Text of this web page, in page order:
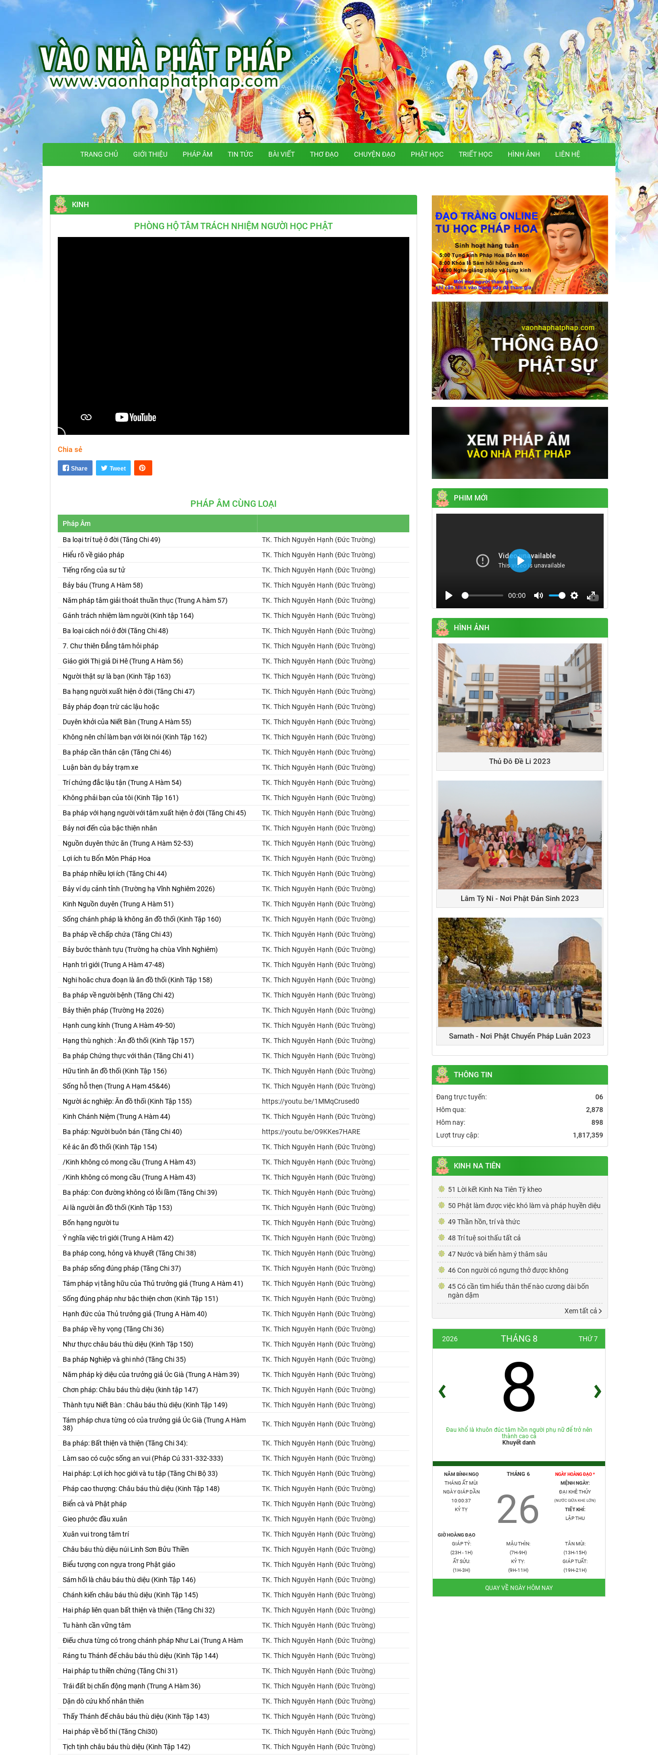
TRANG CHỦ GIỚI THIỆU PHÁP ÂM TIN TỨC BÀI VIẾT THƠ ĐẠO CHUYỆN ĐẠO PHẬT HỌC TRIẾT HỌC HÌNH ẢNH LIÊN HỆ
KINH
PHÒNG HỘ TÂM TRÁCH NHIỆM NGƯỜI HỌC PHẬT
Chia sẻ
Share Tweet
PHÁP ÂM CÙNG LOẠI
Pháp Âm
Ba loại trí tuệ ở đời (Tăng Chi 49)
TK. Thích Nguyên Hạnh (Đức Trường)
Hiểu rõ về giáo pháp
TK. Thích Nguyên Hạnh (Đức Trường)
Tiếng rống của sư tử
TK. Thích Nguyên Hạnh (Đức Trường)
Bảy báu (Trung A Hàm 58)
TK. Thích Nguyên Hạnh (Đức Trường)
Năm pháp tâm giải thoát thuần thục (Trung A hàm 57)
TK. Thích Nguyên Hạnh (Đức Trường)
Gánh trách nhiệm làm người (Kinh tập 164)
TK. Thích Nguyên Hạnh (Đức Trường)
Ba loại cách nói ở đời (Tăng Chi 48)
TK. Thích Nguyên Hạnh (Đức Trường)
7. Chư thiên Đẳng tâm hỏi pháp
TK. Thích Nguyên Hạnh (Đức Trường)
Giáo giới Thị giả Di Hê (Trung A Hàm 56)
TK. Thích Nguyên Hạnh (Đức Trường)
Người thật sự là bạn (Kinh Tập 163)
TK. Thích Nguyên Hạnh (Đức Trường)
Ba hạng người xuất hiện ở đời (Tăng Chi 47)
TK. Thích Nguyên Hạnh (Đức Trường)
Bảy pháp đoạn trừ các lậu hoặc
TK. Thích Nguyên Hạnh (Đức Trường)
Duyên khởi của Niết Bàn (Trung A Hàm 55)
TK. Thích Nguyên Hạnh (Đức Trường)
Không nên chỉ làm bạn với lời nói (Kinh Tập 162)
TK. Thích Nguyên Hạnh (Đức Trường)
Ba pháp cần thân cận (Tăng Chi 46)
TK. Thích Nguyên Hạnh (Đức Trường)
Luận bàn dụ bảy trạm xe
TK. Thích Nguyên Hạnh (Đức Trường)
Trí chứng đắc lậu tận (Trung A Hàm 54)
TK. Thích Nguyên Hạnh (Đức Trường)
Không phải bạn của tôi (Kinh Tập 161)
TK. Thích Nguyên Hạnh (Đức Trường)
Ba pháp với hạng người với tâm xuất hiện ở đời (Tăng Chi 45)
TK. Thích Nguyên Hạnh (Đức Trường)
Bảy nơi đến của bậc thiện nhân
TK. Thích Nguyên Hạnh (Đức Trường)
Nguồn duyên thức ăn (Trung A Hàm 52-53)
TK. Thích Nguyên Hạnh (Đức Trường)
Lợi ích tu Bổn Môn Pháp Hoa
TK. Thích Nguyên Hạnh (Đức Trường)
Ba pháp nhiều lợi ích (Tăng Chi 44)
TK. Thích Nguyên Hạnh (Đức Trường)
Bảy ví dụ cảnh tỉnh (Trường hạ Vĩnh Nghiêm 2026)
TK. Thích Nguyên Hạnh (Đức Trường)
Kinh Nguồn duyên (Trung A Hàm 51)
TK. Thích Nguyên Hạnh (Đức Trường)
Sống chánh pháp là không ăn đồ thối (Kinh Tập 160)
TK. Thích Nguyên Hạnh (Đức Trường)
Ba pháp về chấp chứa (Tăng Chi 43)
TK. Thích Nguyên Hạnh (Đức Trường)
Bảy bước thành tựu (Trường hạ chùa Vĩnh Nghiêm)
TK. Thích Nguyên Hạnh (Đức Trường)
Hạnh trì giới (Trung A Hàm 47-48)
TK. Thích Nguyên Hạnh (Đức Trường)
Nghi hoăc chưa đoạn là ăn đồ thối (Kinh Tập 158)
TK. Thích Nguyên Hạnh (Đức Trường)
Ba pháp về người bệnh (Tăng Chi 42)
TK. Thích Nguyên Hạnh (Đức Trường)
Bảy thiện pháp (Trường Hạ 2026)
TK. Thích Nguyên Hạnh (Đức Trường)
Hạnh cung kính (Trung A Hàm 49-50)
TK. Thích Nguyên Hạnh (Đức Trường)
Hạng thù nghịch : Ăn đồ thối (Kinh Tập 157)
TK. Thích Nguyên Hạnh (Đức Trường)
Ba pháp Chứng thực với thân (Tăng Chi 41)
TK. Thích Nguyên Hạnh (Đức Trường)
Hữu tình ăn đồ thối (Kinh Tập 156)
TK. Thích Nguyên Hạnh (Đức Trường)
Sống hỗ thẹn (Trung A Hạm 45&46)
TK. Thích Nguyên Hạnh (Đức Trường)
Người ác nghiệp: Ăn đồ thối (Kinh Tập 155)
https://youtu.be/1MMqCrused0
Kinh Chánh Niệm (Trung A Hàm 44)
TK. Thích Nguyên Hạnh (Đức Trường)
Ba pháp: Người buôn bán (Tăng Chi 40)
https://youtu.be/O9KKes7HARE
Kẻ ác ăn đồ thối (Kinh Tập 154)
TK. Thích Nguyên Hạnh (Đức Trường)
/Kinh không có mong cầu (Trung A Hàm 43)
TK. Thích Nguyên Hạnh (Đức Trường)
/Kinh không có mong cầu (Trung A Hàm 43)
TK. Thích Nguyên Hạnh (Đức Trường)
Ba pháp: Con đường không có lỗi lầm (Tăng Chi 39)
TK. Thích Nguyên Hạnh (Đức Trường)
Ai là người ăn đồ thối (Kinh Tập 153)
TK. Thích Nguyên Hạnh (Đức Trường)
Bốn hạng người tu
TK. Thích Nguyên Hạnh (Đức Trường)
Ý nghĩa việc trì giới (Trung A Hàm 42)
TK. Thích Nguyên Hạnh (Đức Trường)
Ba pháp cong, hỏng và khuyết (Tăng Chi 38)
TK. Thích Nguyên Hạnh (Đức Trường)
Ba pháp sống đúng pháp (Tăng Chi 37)
TK. Thích Nguyên Hạnh (Đức Trường)
Tám pháp vị tằng hữu của Thủ trưởng giả (Trung A Hàm 41)
TK. Thích Nguyên Hạnh (Đức Trường)
Sống đúng pháp như bậc thiện chơn (Kinh Tập 151)
TK. Thích Nguyên Hạnh (Đức Trường)
Hạnh đức của Thủ trưởng giả (Trung A Hàm 40)
TK. Thích Nguyên Hạnh (Đức Trường)
Ba pháp về hy vọng (Tăng Chi 36)
TK. Thích Nguyên Hạnh (Đức Trường)
Như thực châu báu thù diệu (Kinh Tập 150)
TK. Thích Nguyên Hạnh (Đức Trường)
Ba pháp Nghiệp và ghi nhớ (Tăng Chi 35)
TK. Thích Nguyên Hạnh (Đức Trường)
Năm pháp kỳ diệu của trưởng giả Úc Già (Trung A Hàm 39)
TK. Thích Nguyên Hạnh (Đức Trường)
Chơn pháp: Châu báu thù diệu (kinh tập 147)
TK. Thích Nguyên Hạnh (Đức Trường)
Thành tựu Niết Bàn : Châu báu thù diệu (Kinh Tập 149)
TK. Thích Nguyên Hạnh (Đức Trường)
Tám pháp chưa từng có của trưởng giả Úc Già (Trung A Hàm
38)
TK. Thích Nguyên Hạnh (Đức Trường)
Ba pháp: Bất thiện và thiện (Tăng Chi 34):
TK. Thích Nguyên Hạnh (Đức Trường)
Làm sao có cuộc sống an vui (Pháp Cú 331-332-333)
TK. Thích Nguyên Hạnh (Đức Trường)
Hai pháp: Lợi ích học giới và tu tập (Tăng Chi Bộ 33)
TK. Thích Nguyên Hạnh (Đức Trường)
Pháp cao thượng: Châu báu thù diệu (Kinh Tập 148)
TK. Thích Nguyên Hạnh (Đức Trường)
Biển cà và Phật pháp
TK. Thích Nguyên Hạnh (Đức Trường)
Gieo phước đầu xuân
TK. Thích Nguyên Hạnh (Đức Trường)
Xuân vui trong tâm trí
TK. Thích Nguyên Hạnh (Đức Trường)
Châu báu thù diệu núi Linh Sơn Bửu Thiền
TK. Thích Nguyên Hạnh (Đức Trường)
Biểu tượng con ngựa trong Phật giáo
TK. Thích Nguyên Hạnh (Đức Trường)
Sám hối là châu báu thù diệu (Kinh Tập 146)
TK. Thích Nguyên Hạnh (Đức Trường)
Chánh kiến châu báu thù diệu (Kinh Tập 145)
TK. Thích Nguyên Hạnh (Đức Trường)
Hai pháp liên quan bất thiện và thiện (Tăng Chi 32)
TK. Thích Nguyên Hạnh (Đức Trường)
Tu hành cần vững tâm
TK. Thích Nguyên Hạnh (Đức Trường)
Điếu chưa từng có trong chánh pháp Như Lai (Trung A Hàm
TK. Thích Nguyên Hạnh (Đức Trường)
Ráng tu Thánh đế châu báu thù diệu (Kinh Tập 144)
TK. Thích Nguyên Hạnh (Đức Trường)
Hai pháp tu thiền chứng (Tăng Chi 31)
TK. Thích Nguyên Hạnh (Đức Trường)
Trái đất bị chấn động mạnh (Trung A Hàm 36)
TK. Thích Nguyên Hạnh (Đức Trường)
Dặn dò cứu khổ nhân thiên
TK. Thích Nguyên Hạnh (Đức Trường)
Thấy Thánh đế châu báu thù diệu (Kinh Tập 143)
TK. Thích Nguyên Hạnh (Đức Trường)
Hai pháp về bố thí (Tăng Chi30)
TK. Thích Nguyên Hạnh (Đức Trường)
Tịch tịnh châu báu thù diệu (Kinh Tập 142)
TK. Thích Nguyên Hạnh (Đức Trường)
PHIM MỚI
00:00
fullscreen
Play
HÌNH ẢNH
Thủ Đô Đề Li 2023
Lâm Tỳ Ni - Nơi Phật Đản Sinh 2023
Sarnath - Nơi Phật Chuyển Pháp Luân 2023
THÔNG TIN
Đang trực tuyến:
06
Hôm qua:
2,878
Hôm nay:
898
Lượt truy cập:
1,817,359
KINH NA TIÊN
51 Lời kết Kinh Na Tiên Tỳ kheo
50 Phật làm được việc khó làm và pháp huyền diệu
49 Thần hồn, trí và thức
48 Trí tuệ soi thấu tất cả
47 Nước và biển hàm ý thâm sâu
46 Con người có ngưng thở được không
45 Có cần tìm hiểu thân thế nào cương dài bốn
ngàn dặm
Xem tất cả
2026 THÁNG 8 THỨ 7
8
Đau khổ là khuôn đúc tâm hồn người phụ nữ để trở nên
thành cao cả
Khuyết danh
NĂM BÍNH NGỌ
THÁNG ẤT MÙI
NGÀY GIÁP DẦN
10:00:38
KỶ TỴ
THÁNG 6
26
NGÀY HOÀNG ĐẠO *
MỆNH NGÀY:
ĐẠI KHÊ THỦY
(NƯỚC GIỮA KHE LỚN)
TIẾT KHÍ:
LẬP THU
GIỜ HOÀNG ĐẠO
GIÁP TÝ:
(23H - 1H)
ẤT SỬU:
(1H-3H)
MẬU THÌN:
(7H-9H)
KỶ TỴ:
(9H-11H)
TÂN MÙI:
(13H-15H)
GIÁP TUẤT:
(19H-21H)
QUAY VỀ NGÀY HÔM NAY